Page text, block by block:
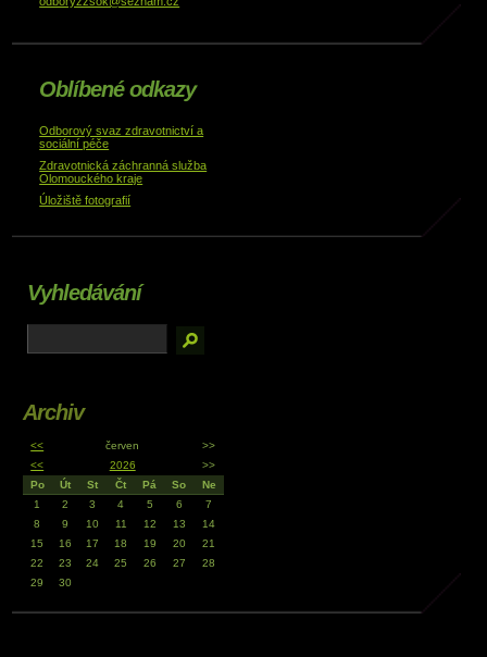
Oblíbené odkazy
Odborový svaz zdravotnictví a
sociální péče
Zdravotnická záchranná služba
Olomouckého kraje
Úložiště fotografií
Vyhledávání
Archiv
<< červen
>>
<<
2026
>>
Po
Út St Čt Pá So
Ne
1
2 3 4 5 6
7
8
9 10 11 12 13
14
15
16 17 18 19 20
21
22
23 24 25 26 27
28
29
30